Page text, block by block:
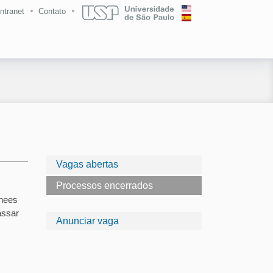
Intranet Contato
Vagas abertas
Processos encerrados
Anunciar vaga